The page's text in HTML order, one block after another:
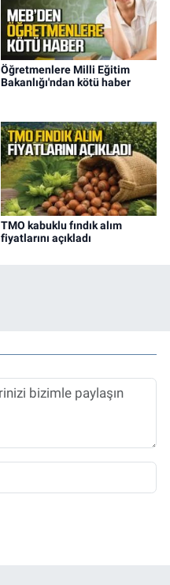
Öğretmenlere Milli Eğitim
Bakanlığı'ndan kötü haber
TMO kabuklu fındık alım
fiyatlarını açıkladı